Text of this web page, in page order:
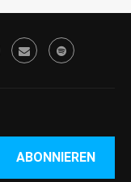
ABONNIEREN